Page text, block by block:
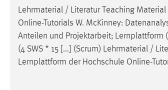
Lehrmaterial / Literatur Teaching
Online-Tutorials W. McKinney:
Anteilen und Projektarbeit; Lernplattform (
(4 SWS * 15 [...] (Scrum) Lehrmaterial /
Lernplattform der Hochschule Online-